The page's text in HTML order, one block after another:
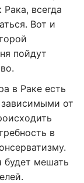
всегда
Вот и
пойдут
в Раке есть
от
в
будет мешать